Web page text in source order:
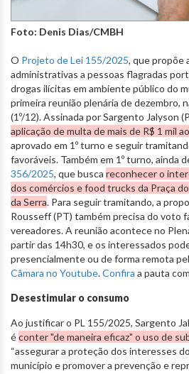
Foto: Denis Dias/CMBH
O Projeto de Lei 155/2025, que propõe
administrativas a pessoas flagradas
drogas ilícitas em ambiente público do
primeira reunião plenária de dezembro,
(1º/12). Assinada por Sargento Jalyson
aplicação de multa de mais de R$ 1 mil
aprovado em 1º turno e seguir
favoráveis. Também em 1º turno, ainda
356/2025, que busca reconhecer o
dos comércios e food trucks da Praça
da Serra. Para seguir tramitando, a
Rousseff (PT) também precisa do voto
vereadores. A reunião acontece no
partir das 14h30, e os interessados
presencialmente ou de forma remota
Câmara no Youtube.Confira a pauta
Desestimular o consumo
Ao justificar o PL 155/2025, Sargento
éconter "de maneira eficaz" o uso de
“assegurar a proteção dos interesses
município e promover a prevenção e